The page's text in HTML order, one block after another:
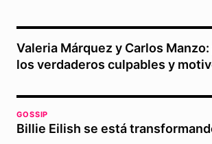
Valeria Márquez y Carlos Manzo:
los verdaderos culpables y
GOSSIP
Billie Eilish se está